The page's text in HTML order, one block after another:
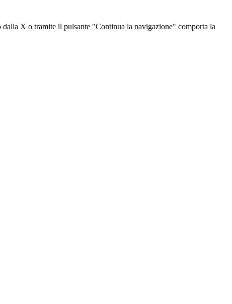
X o tramite il pulsante "Continua la navigazione" comporta la